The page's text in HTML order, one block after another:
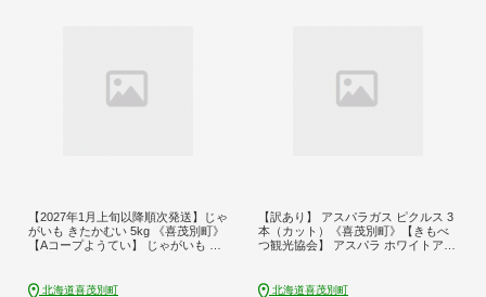
【2027年1月上旬以降順次発送】じゃ
がいも きたかむい 5kg 《喜茂別町》
【Aコープようてい】 じゃがいも い
温 [AJAK029]
北海道喜茂別町
【訳あり】 アスパラガス ピクルス 3
本（カット）《喜茂別町》【きもべ
つ観光協会】 アスパラ ホワイトアス
G046]北海道喜茂別町